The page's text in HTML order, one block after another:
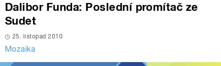
Dalibor Funda: Poslední promítač ze
Sudet
25. listopad 2010
Mozaika